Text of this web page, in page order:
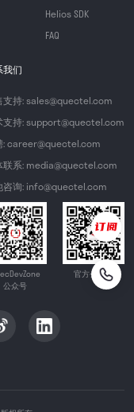
Helios SDK
FAQ
我们
支持: sales@quectel.com
支持: support@quectel.com
: career@quectel.com
联系: media@quectel.com
咨询: info@quectel.com
公众号
官方公众号